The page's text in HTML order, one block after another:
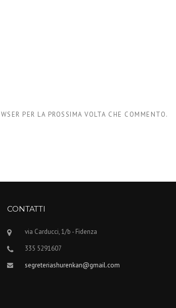
PER LA PROSSIMA VOLTA CHE COMMENTO.
CONTATTI
via Carducci, 1/b - Fidenza
335 5291607
segreteriashurenkan@gmail.com